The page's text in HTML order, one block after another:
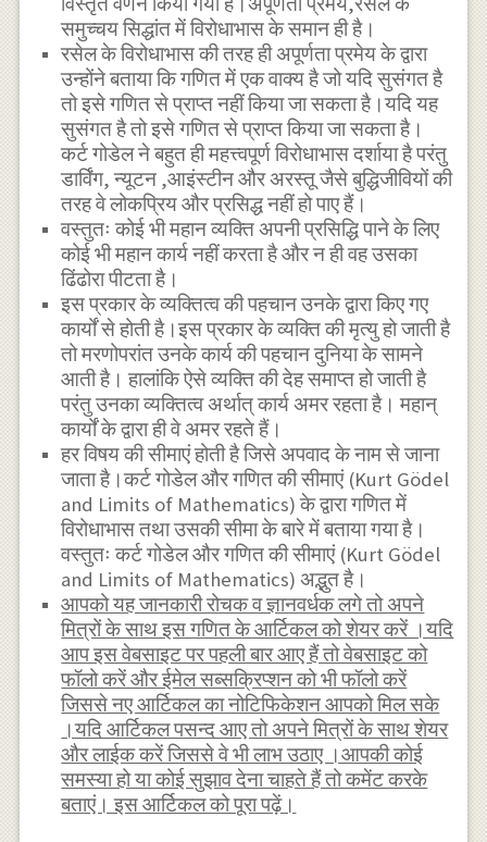
समुच्चय सिद्धांत में विरोधाभास के समान ही है।
रसेल के विरोधाभास की तरह ही अपूर्णता प्रमेय के द्वारा
उन्होंने बताया कि गणित में एक वाक्य है जो यदि सुसंगत है
तो इसे गणित से प्राप्त नहीं किया जा सकता है।यदि यह
सुसंगत है तो इसे गणित से प्राप्त किया जा सकता है।
कर्ट गोडेल ने बहुत ही महत्त्वपूर्ण विरोधाभास दर्शाया है परंतु
डार्विंग, न्यूटन ,आइंस्टीन और अरस्तू जैसे बुद्धिजीवियों की
तरह वे लोकप्रिय और प्रसिद्ध नहीं हो पाए हैं।
वस्तुतः कोई भी महान व्यक्ति अपनी प्रसिद्धि पाने के लिए
कोई भी महान कार्य नहीं करता है और न ही वह उसका
ढिंढोरा पीटता है।
इस प्रकार के व्यक्तित्व की पहचान उनके द्वारा किए गए
कार्यों से होती है।इस प्रकार के व्यक्ति की मृत्यु हो जाती है
तो मरणोपरांत उनके कार्य की पहचान दुनिया के सामने
आती है। हालांकि ऐसे व्यक्ति की देह समाप्त हो जाती है
परंतु उनका व्यक्तित्व अर्थात् कार्य अमर रहता है। महान्
कार्यों के द्वारा ही वे अमर रहते हैं।
हर विषय की सीमाएं होती है जिसे अपवाद के नाम से जाना
जाता है।कर्ट गोडेल और गणित की सीमाएं (Kurt Gödel
and Limits of Mathematics) के द्वारा गणित में
विरोधाभास तथा उसकी सीमा के बारे में बताया गया है।
वस्तुतः कर्ट गोडेल और गणित की सीमाएं (Kurt Gödel
and Limits of Mathematics) अद्भुत है।
आपको यह जानकारी रोचक व ज्ञानवर्धक लगे तो अपने
मित्रों के साथ इस गणित के आर्टिकल को शेयर करें ।यदि
आप इस वेबसाइट पर पहली बार आए हैं तो वेबसाइट को
फॉलो करें और ईमेल सब्सक्रिप्शन को भी फॉलो करें
जिससे नए आर्टिकल का नोटिफिकेशन आपको मिल सके
।यदि आर्टिकल पसन्द आए तो अपने मित्रों के साथ शेयर
और लाईक करें जिससे वे भी लाभ उठाए ।आपकी कोई
समस्या हो या कोई सुझाव देना चाहते हैं तो कमेंट करके
बताएं। इस आर्टिकल को पूरा पढ़ें।